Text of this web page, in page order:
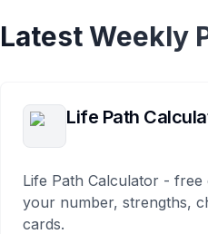
Latest Weekly
Life Path
Life Path Calculator -
your number, strengths,
cards.